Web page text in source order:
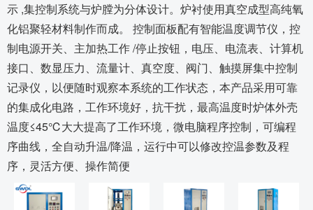
示 ,集控制系统与炉膛为分体设计。炉衬使用真空成型高纯氧
化铝聚轻材料制作而成。 控制面板配有智能温度调节仪，控
制电源开关、主加热工作 /停止按钮，电压、电流表、计算机
接口、数显压力、流量计、真空度、阀门、触摸屏集中控制
记录仪，以便随时观察本系统的工作状态，本产品采用可靠
的集成化电路，工作环境好，抗干扰，最高温度时炉体外壳
温度≤45℃大大提高了工作环境，微电脑程序控制，可编程
序曲线，全自动升温/降温，运行中可以修改控温参数及程
序，灵活方便、操作简便